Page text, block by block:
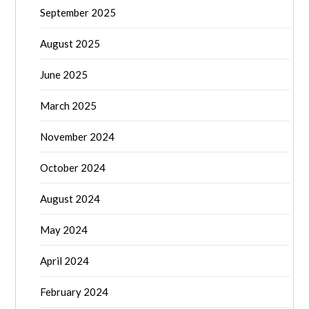
September 2025
August 2025
June 2025
March 2025
November 2024
October 2024
August 2024
May 2024
April 2024
February 2024